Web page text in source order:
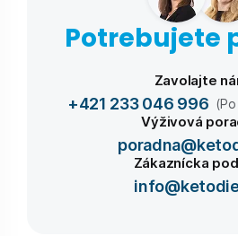
Potrebujete
Zavolajte
+421 233 046 996
Výživová
Zákaznícka